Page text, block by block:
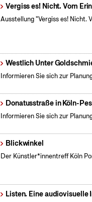
Vergiss es! Nicht. Vom
Ausstellung "Vergiss es! Nicht.
Westlich Unter
Informieren Sie sich zur
Donatusstraße in Köln-
Informieren Sie sich zur
Blickwinkel
Der Künstler*innentreff Köln
Listen. Eine audiovisuelle